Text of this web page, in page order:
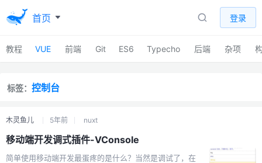
首页 登录
教程 VUE 前端 Git ES6 Typecho 后端 杂项
标签： 控制台
木灵鱼儿 5年前 nuxt
移动端开发调式插件-VConsole
简单使用移动端开发最蛋疼的是什么？当然是调试了，在